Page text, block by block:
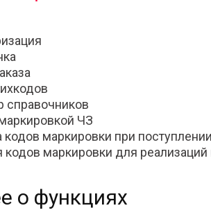
справочников
ЧЗ
кодов маркировки при
кодов маркировки для
о функциях